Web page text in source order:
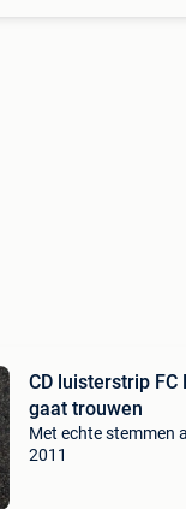
CD luisterstrip FC
gaat trouwen
Met echte stemmen
2011